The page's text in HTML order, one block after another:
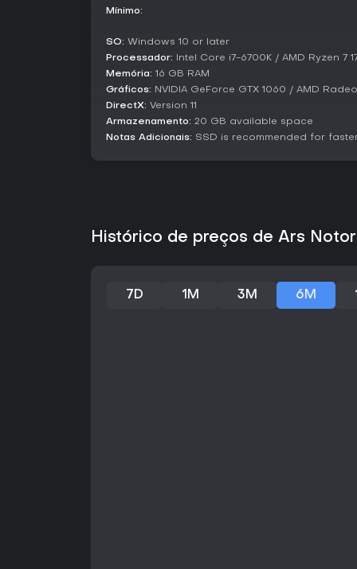
Mínimo:
SO: Windows 10 or later
Processador: Intel Core i7-6700K / AMD Ryzen 7
Memória: 16 GB RAM
Gráficos: NVIDIA GeForce GTX 1060 / AMD
DirectX: Version 11
Armazenamento: 20 GB available space
Notas Adicionais: SSD is recommended for
Histórico de preços de Ars
7D 1M 3M 6M